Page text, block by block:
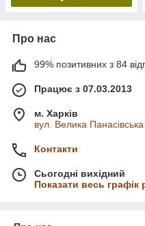
Про нас
99% позитивних з 84
Працює з 07.03.2013
м. Харків
вул. Велика
Контакти
Сьогодні вихідний
Показати весь графік